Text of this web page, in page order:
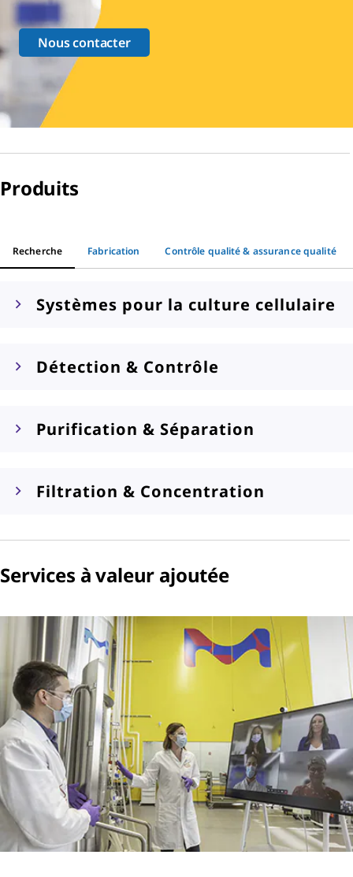
Nous contacter
Produits
Recherche Fabrication Contrôle qualité & assurance qualité
Systèmes pour la culture cellulaire
Détection & Contrôle
Purification & Séparation
Filtration & Concentration
Services à valeur ajoutée